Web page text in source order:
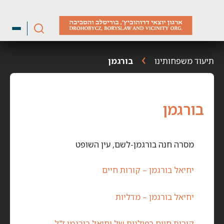
תיעוד משפחותינו בורגמן
בורגמן
מסרה חנה בורגמן-לשם, עין השופט
יחיאל בורגמן – קורות חיים
יחיאל בורגמן – מדליות